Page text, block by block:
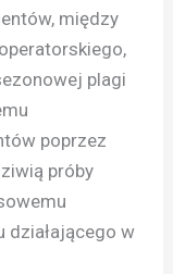
między
plagi
poprzez
próby
działającego w